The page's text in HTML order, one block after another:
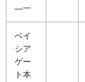
―一
ベイ
シア
ゲー
ト本